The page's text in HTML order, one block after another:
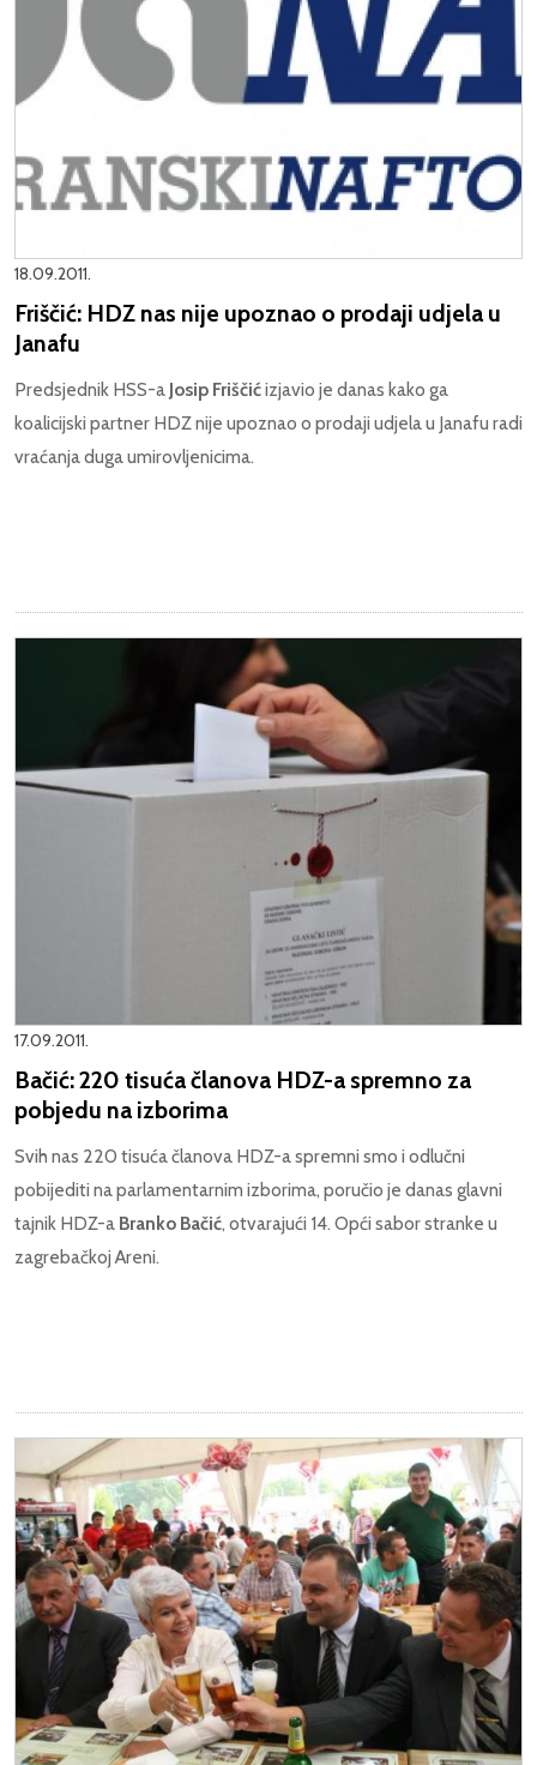
18.09.2011.
Friščić: HDZ nas nije upoznao o prodaji udjela u
Janafu
Predsjednik HSS-a Josip Friščićizjavio je danas kako ga
koalicijski partner HDZ nije upoznao o prodaji udjela u Janafu radi
vraćanja duga umirovljenicima.
17.09.2011.
Bačić: 220 tisuća članova HDZ-a spremno za
pobjedu na izborima
Svih nas 220 tisuća članova HDZ-a spremni smo i odlučni
pobijediti na parlamentarnim izborima, poručio je danas glavni
tajnik HDZ-a Branko Bačić, otvarajući 14. Opći sabor stranke u
zagrebačkoj Areni.